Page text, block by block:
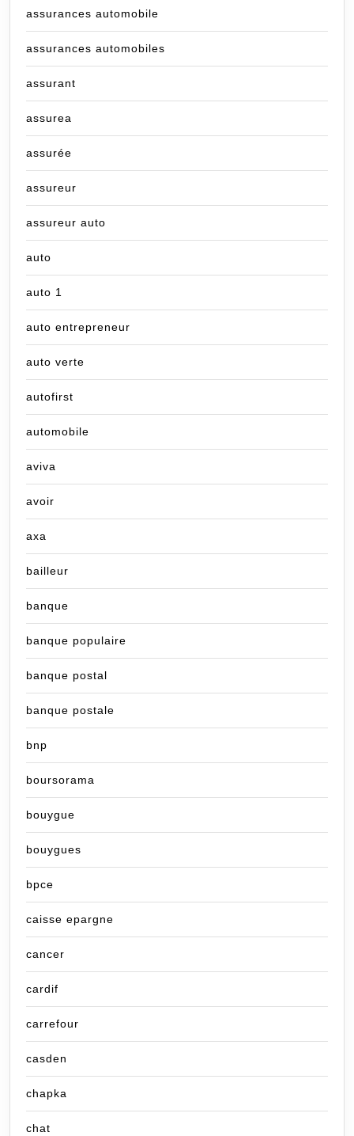
assurances automobile
assurances automobiles
assurant
assurea
assurée
assureur
assureur auto
auto
auto 1
auto entrepreneur
auto verte
autofirst
automobile
aviva
avoir
axa
bailleur
banque
banque populaire
banque postal
banque postale
bnp
boursorama
bouygue
bouygues
bpce
caisse epargne
cancer
cardif
carrefour
casden
chapka
chat